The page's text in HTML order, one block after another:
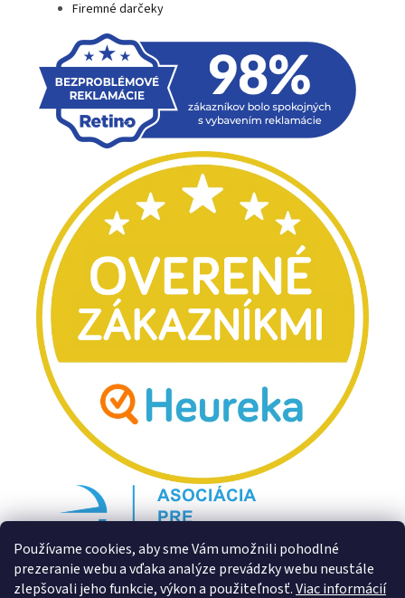
Používame cookies, aby sme Vám umožnili pohodlné
prezeranie webu a vďaka analýze prevádzky webu neustále
zlepšovali jeho funkcie, výkon a použiteľnosť.Viac informácií
Firemné darčeky